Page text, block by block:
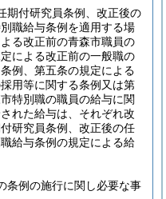
期付研究員条例、改正後の
職給与条例を適用する場
る改正前の青森市職員の
による改正前の一般職の
例、第五条の規定による
用等に関する条例又は第
特別職の職員の給与に関
れた給与は、それぞれ改
研究員条例、改正後の任
給与条例の規定による給
条例の施行に関し必要な事